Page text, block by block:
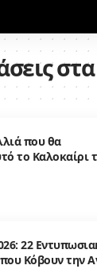
που θα
το Καλοκαίρι
22
Κόβουν την